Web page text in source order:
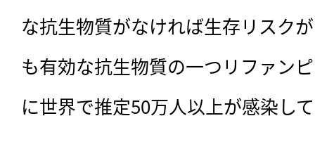
な抗生物質がなければ生存リスク
も有効な抗生物質の一つリファン
に世界で推定50万人以上が感染し